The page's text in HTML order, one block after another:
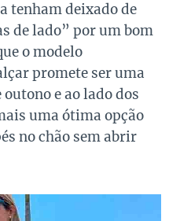
tenham deixado de
de lado” por um bom
o modelo
promete ser uma
e ao lado dos
uma ótima opção
no chão sem abrir